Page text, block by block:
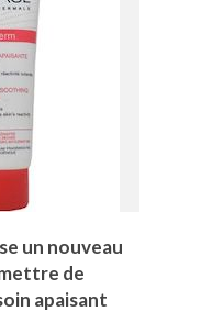
un nouveau
de
apaisant